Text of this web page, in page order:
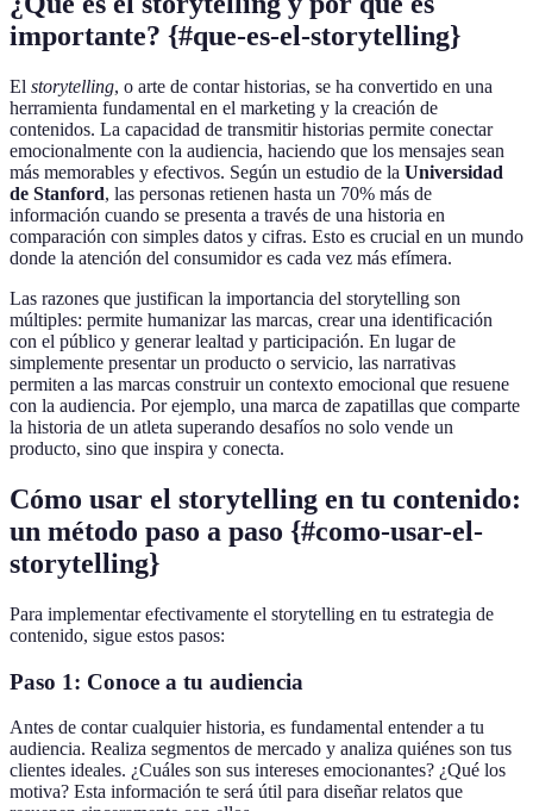
importante? {#que-es-el-storytelling}
El storytelling, o arte de contar historias, se ha convertido en una
herramienta fundamental en el marketing y la creación de
contenidos. La capacidad de transmitir historias permite conectar
emocionalmente con la audiencia, haciendo que los mensajes sean
más memorables y efectivos. Según un estudio de la Universidad
de Stanford, las personas retienen hasta un 70% más de
información cuando se presenta a través de una historia en
comparación con simples datos y cifras. Esto es crucial en un mundo
donde la atención del consumidor es cada vez más efímera.
Las razones que justifican la importancia del storytelling son
múltiples: permite humanizar las marcas, crear una identificación
con el público y generar lealtad y participación. En lugar de
simplemente presentar un producto o servicio, las narrativas
permiten a las marcas construir un contexto emocional que resuene
con la audiencia. Por ejemplo, una marca de zapatillas que comparte
la historia de un atleta superando desafíos no solo vende un
producto, sino que inspira y conecta.
Cómo usar el storytelling en tu contenido:
un método paso a paso {#como-usar-el-
storytelling}
Para implementar efectivamente el storytelling en tu estrategia de
contenido, sigue estos pasos:
Paso 1: Conoce a tu audiencia
Antes de contar cualquier historia, es fundamental entender a tu
audiencia. Realiza segmentos de mercado y analiza quiénes son tus
clientes ideales. ¿Cuáles son sus intereses emocionantes? ¿Qué los
motiva? Esta información te será útil para diseñar relatos que